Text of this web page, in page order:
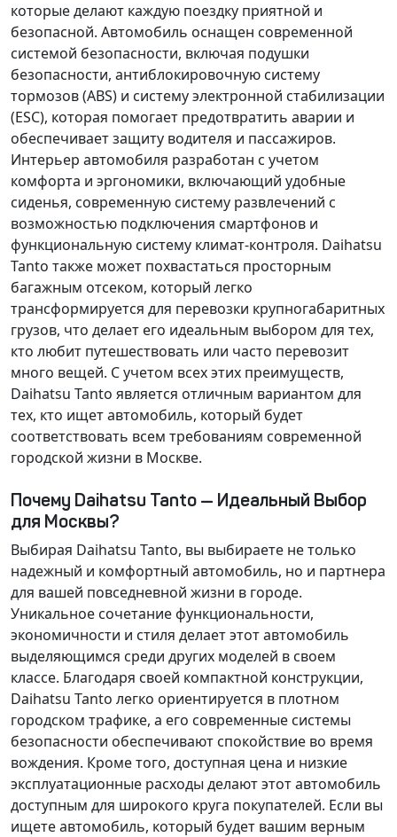
которые делают каждую поездку приятной и
безопасной. Автомобиль оснащен современной
системой безопасности, включая подушки
безопасности, антиблокировочную систему
тормозов (ABS) и систему электронной стабилизации
(ESC), которая помогает предотвратить аварии и
обеспечивает защиту водителя и пассажиров.
Интерьер автомобиля разработан с учетом
комфорта и эргономики, включающий удобные
сиденья, современную систему развлечений с
возможностью подключения смартфонов и
функциональную систему климат-контроля. Daihatsu
Tanto также может похвастаться просторным
багажным отсеком, который легко
трансформируется для перевозки крупногабаритных
грузов, что делает его идеальным выбором для тех,
кто любит путешествовать или часто перевозит
много вещей. С учетом всех этих преимуществ,
Daihatsu Tanto является отличным вариантом для
тех, кто ищет автомобиль, который будет
соответствовать всем требованиям современной
городской жизни в Москве.
Почему Daihatsu Tanto — Идеальный Выбор
для Москвы?
Выбирая Daihatsu Tanto, вы выбираете не только
надежный и комфортный автомобиль, но и партнера
для вашей повседневной жизни в городе.
Уникальное сочетание функциональности,
экономичности и стиля делает этот автомобиль
выделяющимся среди других моделей в своем
классе. Благодаря своей компактной конструкции,
Daihatsu Tanto легко ориентируется в плотном
городском трафике, а его современные системы
безопасности обеспечивают спокойствие во время
вождения. Кроме того, доступная цена и низкие
эксплуатационные расходы делают этот автомобиль
доступным для широкого круга покупателей. Если вы
ищете автомобиль, который будет вашим верным